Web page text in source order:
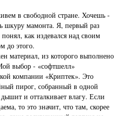
в свободной стране. Хочешь -
шкуру мамонта. Я, первый раз
как издевался над своим
до этого.
материал, из которого выполнено
выбор - «софтшелл»
компании «Криптек». Это
пирог, собранный в одной
и отталкивает влагу. Если
то это значит, что там, скорее